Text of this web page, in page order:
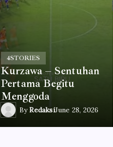
4STORIES
Kurzawa – Sentuhan
Pertama Begitu
Menggoda
By RedaksiJune 28, 2026